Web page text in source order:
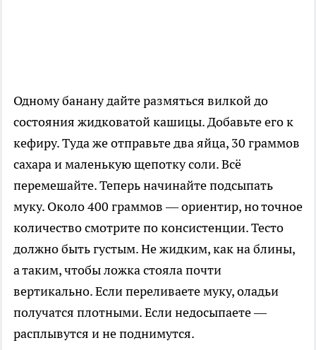
Одному банану дайте размяться вилкой до
состояния жидковатой кашицы. Добавьте его к
кефиру. Туда же отправьте два яйца, 30 граммов
сахара и маленькую щепотку соли. Всё
перемешайте. Теперь начинайте подсыпать
муку. Около 400 граммов — ориентир, но точное
количество смотрите по консистенции. Тесто
должно быть густым. Не жидким, как на блины,
а таким, чтобы ложка стояла почти
вертикально. Если переливаете муку, оладьи
получатся плотными. Если недосыпаете —
расплывутся и не поднимутся.